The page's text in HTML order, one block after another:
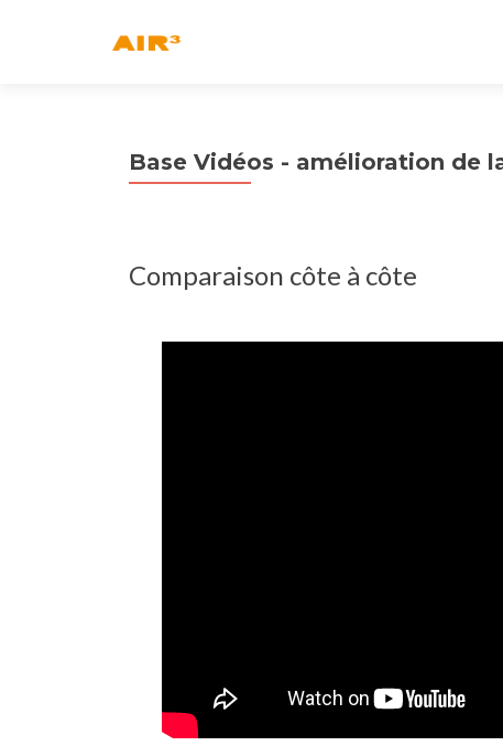
Base Vidéos - amélioration de
Comparaison côte à côte